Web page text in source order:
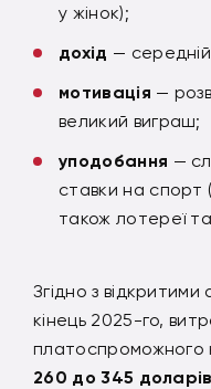
у жінок);
дохід —
мотивація —
великий виграш;
уподобання —
ставки на спорт
також лотереї
Згідно з
кінець 2025-го,
платоспроможного
260 до 345